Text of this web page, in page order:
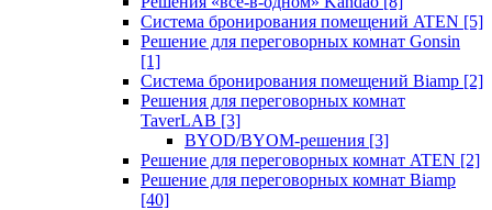
Система бронирования помещений ATEN [5]
Решение для переговорных комнат Gonsin
[1]
Система бронирования помещений Biamp [2]
Решения для переговорных комнат
TaverLAB [3]
BYOD/BYOM-решения [3]
Решение для переговорных комнат ATEN [2]
Решение для переговорных комнат Biamp
[40]